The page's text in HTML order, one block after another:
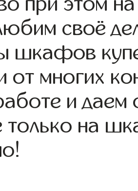
своё
шкафов купе
от многих
и
только на